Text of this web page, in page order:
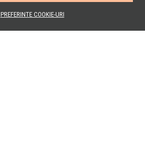
PREFERINTE COOKIE-URI